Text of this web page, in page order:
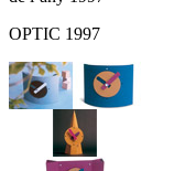
OPTIC 1997